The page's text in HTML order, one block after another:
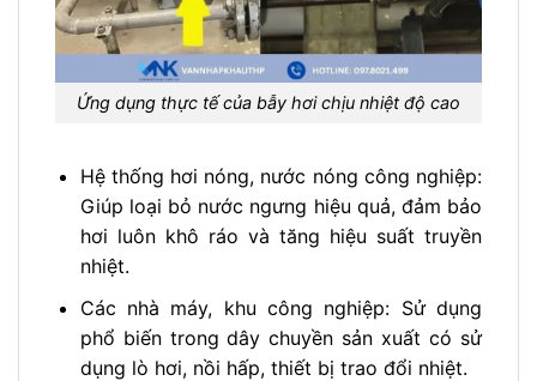
Ứng dụng thực tế của bẫy hơi chịu nhiệt độ cao
Hệ thống hơi nóng, nước nóng công nghiệp:
Giúp loại bỏ nước ngưng hiệu quả, đảm bảo
hơi luôn khô ráo và tăng hiệu suất truyền
nhiệt.
Các nhà máy, khu công nghiệp: Sử dụng
phổ biến trong dây chuyền sản xuất có sử
dụng lò hơi, nồi hấp, thiết bị trao đổi nhiệt.